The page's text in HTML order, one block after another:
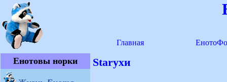
Главная
Енотовы норки Starухи